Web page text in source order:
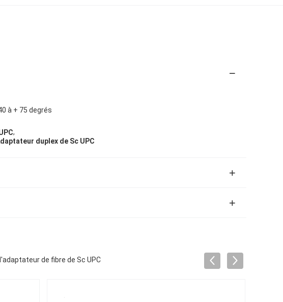
à + 75 degrés
,
duplex de Sc UPC
de fibre de Sc UPC